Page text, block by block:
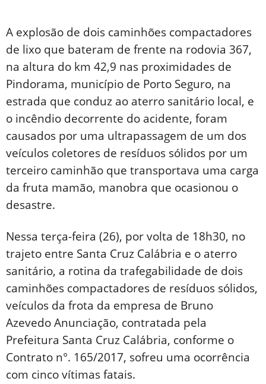
A explosão de dois caminhões compactadores
de lixo que bateram de frente na rodovia 367,
na altura do km 42,9 nas proximidades de
Pindorama, município de Porto Seguro, na
estrada que conduz ao aterro sanitário local, e
o incêndio decorrente do acidente, foram
causados por uma ultrapassagem de um dos
veículos coletores de resíduos sólidos por um
terceiro caminhão que transportava uma carga
da fruta mamão, manobra que ocasionou o
desastre.
Nessa terça-feira (26), por volta de 18h30, no
trajeto entre Santa Cruz Calábria e o aterro
sanitário, a rotina da trafegabilidade de dois
caminhões compactadores de resíduos sólidos,
veículos da frota da empresa de Bruno
Azevedo Anunciação, contratada pela
Prefeitura Santa Cruz Calábria, conforme o
Contrato n°. 165/2017, sofreu uma ocorrência
com cinco vítimas fatais.